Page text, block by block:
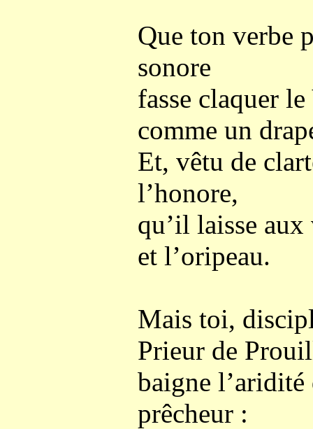
Que ton verbe
sonore
fasse claquer
comme un
Et, vêtu de
l’honore,
qu’il laisse
et l’oripeau.
Mais toi,
Prieur de
baigne
prêcheur :